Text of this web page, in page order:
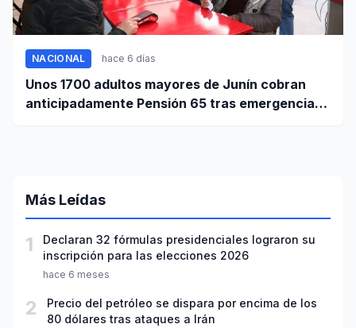
NACIONAL hace 6 días
Unos 1700 adultos mayores de Junín cobran
anticipadamente Pensión 65 tras emergencia
Más Leídas
1
Declaran 32 fórmulas presidenciales lograron su
inscripción para las elecciones 2026
hace 6 meses
2
Precio del petróleo se dispara por encima de los
80 dólares tras ataques a Irán